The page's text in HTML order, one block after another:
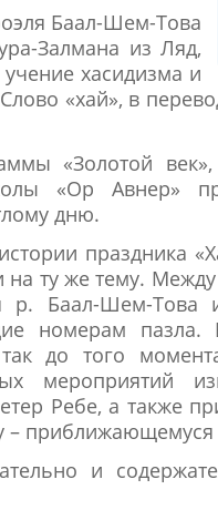
Баал-Шем-Това
Залмана из Ляд,
хасидизма и
«хай», в
«Золотой
«Ор Авнер»
дню.
праздника
ту же тему.
р. Баал-Шем-
номерам
до того
мероприятий
Ребе, а также
–
и